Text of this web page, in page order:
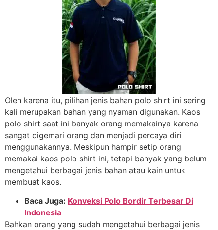
Oleh karena itu, pilihan jenis bahan polo shirt ini sering
kali merupakan bahan yang nyaman digunakan. Kaos
polo shirt saat ini banyak orang memakainya karena
sangat digemari orang dan menjadi percaya diri
menggunakannya. Meskipun hampir setip orang
memakai kaos polo shirt ini, tetapi banyak yang belum
mengetahui berbagai jenis bahan atau kain untuk
membuat kaos.
Baca Juga: Konveksi Polo Bordir Terbesar Di
Indonesia
Bahkan orang yang sudah mengetahui berbagai jenis